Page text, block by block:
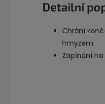
Detailní
Chrání
hmyzem.
Zapínání na